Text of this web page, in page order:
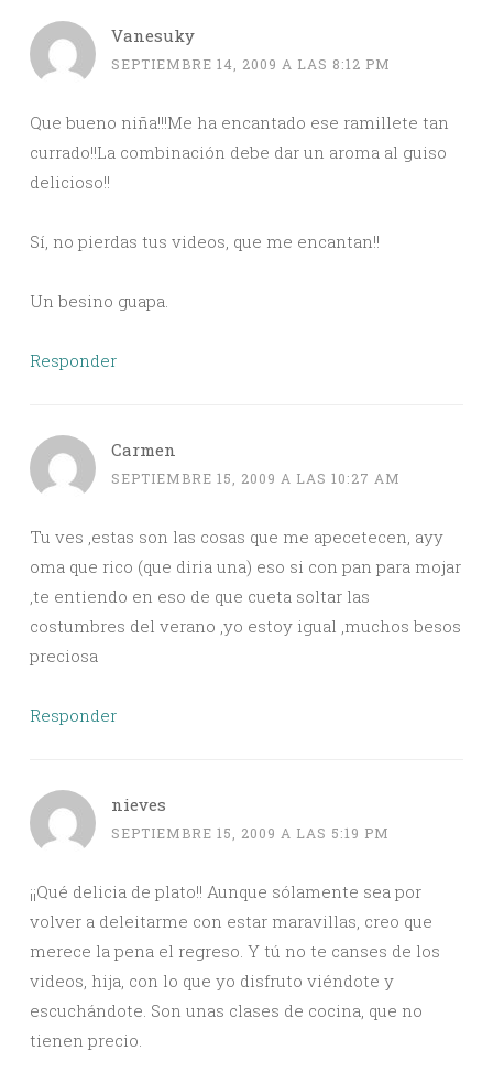
Vanesuky
SEPTIEMBRE 14, 2009 A LAS 8:12 PM
Que bueno niña!!!Me ha encantado ese ramillete tan
currado!!La combinación debe dar un aroma al guiso
delicioso!!
Sí, no pierdas tus videos, que me encantan!!
Un besino guapa.
Responder
Carmen
SEPTIEMBRE 15, 2009 A LAS 10:27 AM
Tu ves ,estas son las cosas que me apecetecen, ayy
oma que rico (que diria una) eso si con pan para mojar
,te entiendo en eso de que cueta soltar las
costumbres del verano ,yo estoy igual ,muchos besos
preciosa
Responder
nieves
SEPTIEMBRE 15, 2009 A LAS 5:19 PM
¡¡Qué delicia de plato!! Aunque sólamente sea por
volver a deleitarme con estar maravillas, creo que
merece la pena el regreso. Y tú no te canses de los
videos, hija, con lo que yo disfruto viéndote y
escuchándote. Son unas clases de cocina, que no
tienen precio.